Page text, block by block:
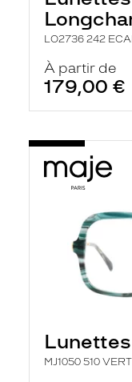
LO2736 242
À partir de
179,00 €
MJ1050 510